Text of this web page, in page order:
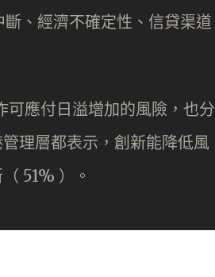
、經濟不確定性、信貸渠道
可應付日溢增加的風險，也分
理層都表示，創新能降低風
51% ）。